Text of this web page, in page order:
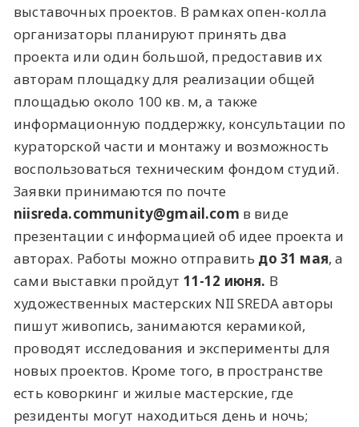
выставочных проектов. В рамках опен-колла
организаторы планируют принять два
проекта или один большой, предоставив их
авторам площадку для реализации общей
площадью около 100 кв. м, а также
информационную поддержку, консультации по
кураторской части и монтажу и возможность
воспользоваться техническим фондом студий.
Заявки принимаются по почте
niisreda.community@gmail.com в виде
презентации с информацией об идее проекта и
авторах. Работы можно отправить до 31 мая, а
сами выставки пройдут 11-12 июня. В
художественных мастерских NII SREDA авторы
пишут живопись, занимаются керамикой,
проводят исследования и эксперименты для
новых проектов. Кроме того, в пространстве
есть коворкинг и жилые мастерские, где
резиденты могут находиться день и ночь;